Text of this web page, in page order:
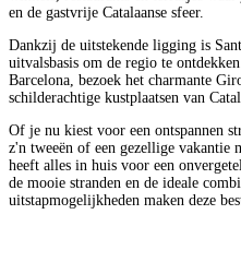
en de gastvrije Catalaanse sfeer.
Dankzij de uitstekende ligging is
uitvalsbasis om de regio te
Barcelona, bezoek het charmante
schilderachtige kustplaatsen van
Of je nu kiest voor een ontspannen
z'n tweeën of een gezellige vakantie
heeft alles in huis voor een
de mooie stranden en de ideale
uitstapmogelijkheden maken deze